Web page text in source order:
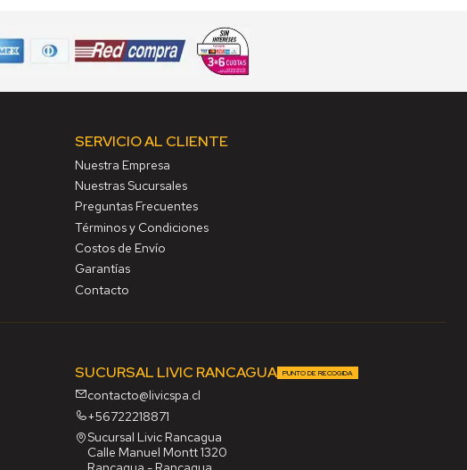
SERVICIO AL CLIENTE
Nuestra Empresa
Nuestras Sucursales
Preguntas Frecuentes
Términos y Condiciones
Costos de Envío
Garantías
Contacto
SUCURSAL LIVIC RANCAGUA PUNTO DE RECOGIDA
contacto@livicspa.cl
+56722218871
Sucursal Livic Rancagua
Calle Manuel Montt 1320